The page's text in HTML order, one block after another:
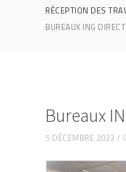
RÉCEPTION DES
BUREAUX ING DIRECT
Bureaux
5 DÉCEMBRE 2023